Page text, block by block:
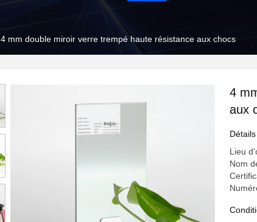
4 mm double miroir verre trempé haute résistance aux chocs
4
aux
Lieu
Nom